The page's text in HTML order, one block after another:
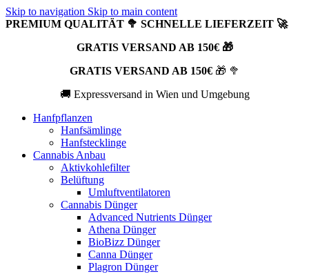
Skip to navigation Skip to main content
PREMIUM QUALITÄT 🥦 SCHNELLE LIEFERZEIT 🚀
GRATIS VERSAND AB 150€ 🎁
GRATIS VERSAND AB 150€🎁 🥦
🚚 Expressversand in Wien und Umgebung
Hanfpflanzen
Hanfsämlinge
Hanfstecklinge
Cannabis Anbau
Aktivkohlefilter
Belüftung
Umluftventilatoren
Cannabis Dünger
Advanced Nutrients Dünger
Athena Dünger
BioBizz Dünger
Canna Dünger
Plagron Dünger